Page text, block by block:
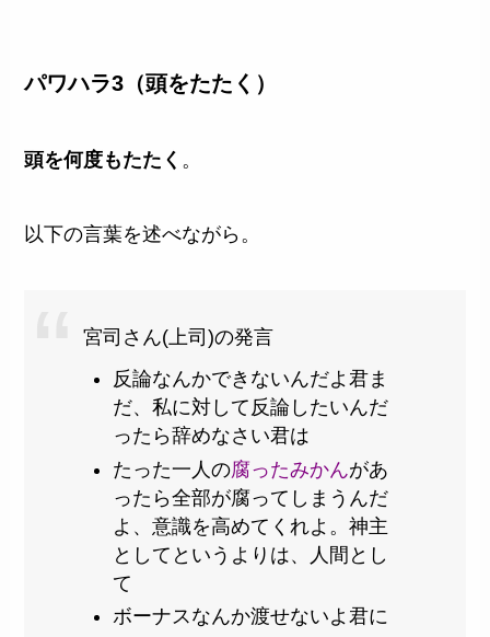
パワハラ3（頭をたたく）
頭を何度もたたく 。
以下の言葉を述べながら。
宮司さん(上司)の発言
反論なんかできないんだよ君ま
だ、私に対して反論したいんだ
ったら辞めなさい君は
たった一人の腐ったみかんがあ
ったら全部が腐ってしまうんだ
よ、意識を高めてくれよ。神主
としてというよりは、人間とし
て
ボーナスなんか渡せないよ君に